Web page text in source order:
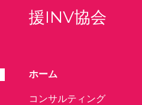
援INV協会
ホーム
コンサルティング